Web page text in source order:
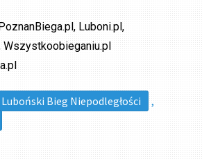
Luboni.pl,
Luboński Bieg Niepodległości
,